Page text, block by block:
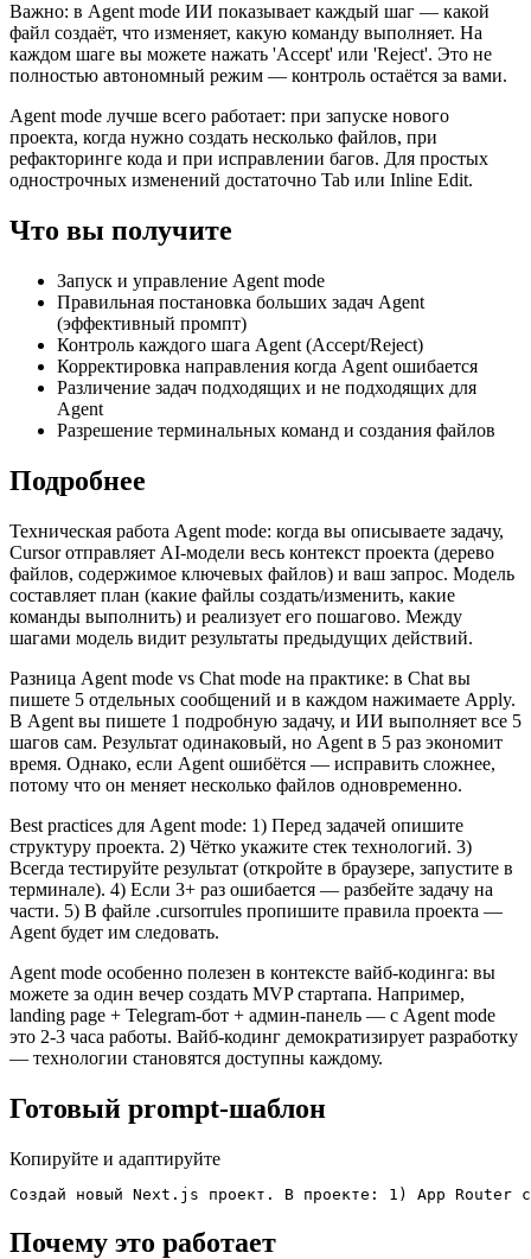
Важно: в Agent mode ИИ показывает каждый шаг — какой
файл создаёт, что изменяет, какую команду выполняет. На
каждом шаге вы можете нажать 'Accept' или 'Reject'. Это не
полностью автономный режим — контроль остаётся за вами.
Agent mode лучше всего работает: при запуске нового
проекта, когда нужно создать несколько файлов, при
рефакторинге кода и при исправлении багов. Для простых
однострочных изменений достаточно Tab или Inline Edit.
Что вы получите
Запуск и управление Agent mode
Правильная постановка больших задач Agent
(эффективный промпт)
Контроль каждого шага Agent (Accept/Reject)
Корректировка направления когда Agent ошибается
Различение задач подходящих и не подходящих для
Agent
Разрешение терминальных команд и создания файлов
Подробнее
Техническая работа Agent mode: когда вы описываете задачу,
Cursor отправляет AI-модели весь контекст проекта (дерево
файлов, содержимое ключевых файлов) и ваш запрос. Модель
составляет план (какие файлы создать/изменить, какие
команды выполнить) и реализует его пошагово. Между
шагами модель видит результаты предыдущих действий.
Разница Agent mode vs Chat mode на практике: в Chat вы
пишете 5 отдельных сообщений и в каждом нажимаете Apply.
В Agent вы пишете 1 подробную задачу, и ИИ выполняет все 5
шагов сам. Результат одинаковый, но Agent в 5 раз экономит
время. Однако, если Agent ошибётся — исправить сложнее,
потому что он меняет несколько файлов одновременно.
Best practices для Agent mode: 1) Перед задачей опишите
структуру проекта. 2) Чётко укажите стек технологий. 3)
Всегда тестируйте результат (откройте в браузере, запустите в
терминале). 4) Если 3+ раз ошибается — разбейте задачу на
части. 5) В файле .cursorrules пропишите правила проекта —
Agent будет им следовать.
Agent mode особенно полезен в контексте вайб-кодинга: вы
можете за один вечер создать MVP стартапа. Например,
landing page + Telegram-бот + админ-панель — с Agent mode
это 2-3 часа работы. Вайб-кодинг демократизирует разработку
— технологии становятся доступны каждому.
Готовый prompt-шаблон
Копируйте и адаптируйте
Создай новый Next.js проект. В проекте: 1) App Router
Почему это работает